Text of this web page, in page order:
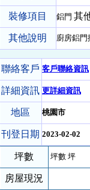
裝修項目 鋁門 其
其他說明 廚房鋁門
聯絡客戶 客戶聯絡資訊
詳細資訊 更詳細資訊
地區 桃園市
刊登日期 2023-02-02
坪數 坪數 坪
房屋現況